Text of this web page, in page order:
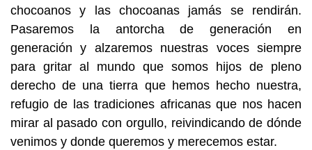
chocoanos y las chocoanas jamás se rendirán.
Pasaremos la antorcha de generación en
generación y alzaremos nuestras voces siempre
para gritar al mundo que somos hijos de pleno
derecho de una tierra que hemos hecho nuestra,
refugio de las tradiciones africanas que nos hacen
mirar al pasado con orgullo, reivindicando de dónde
venimos y donde queremos y merecemos estar.